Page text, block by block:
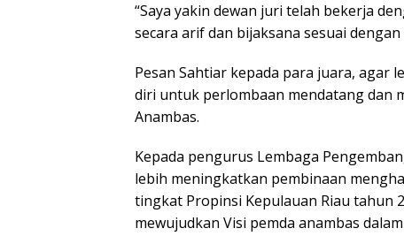
“Saya yakin dewan juri telah bekerja
secara arif dan bijaksana sesuai
Pesan Sahtiar kepada para juara, agar
diri untuk perlombaan mendatang dan
Anambas.
Kepada pengurus Lembaga
lebih meningkatkan pembinaan
tingkat Propinsi Kepulauan Riau tahun
mewujudkan Visi pemda anambas